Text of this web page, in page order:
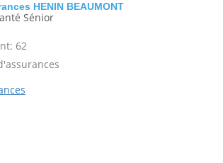
HENIN BEAUMONT
Sénior
62